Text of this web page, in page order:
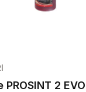
2 EVO